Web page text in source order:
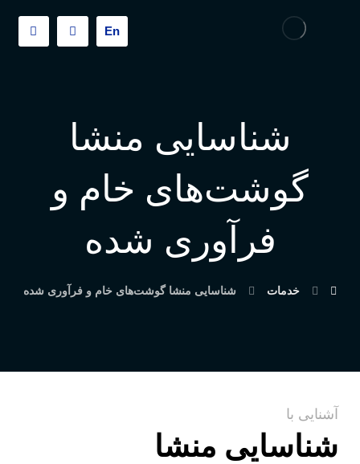
En
شناسایی منشا
گوشت‌های خام و
فرآوری شده
خدمات شناسایی منشا گوشت‌های خام و فرآوری شده
آشنایی با
شناسایی منشا